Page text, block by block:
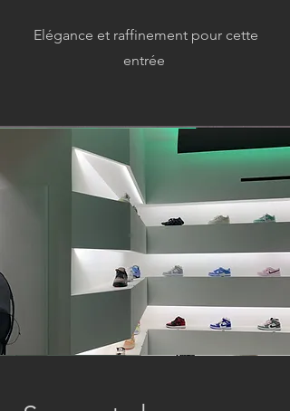
Elégance et raffinement pour cette
entrée